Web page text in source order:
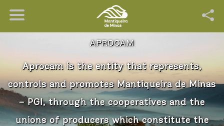
APROCAM
Aprocam is the entity that represents,
controls and promotes Mantiqueira de Minas
– PGI, through the cooperatives and the
unions of producers which constitute the